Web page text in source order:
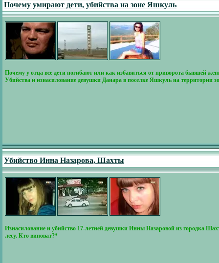
Почему умирают дети, убийства на зоне Яшкуль
Почему у отца все дети погибают или как избавиться от приворота бывшей
Убийства и изнасилование девушки Данара в поселке Яшкуль на территории
Убийство Инна Назарова, Шахты
Изнасилование и убийство 17-летней девушки Инны Назаровой из городка
лесу. Кто виноват?*